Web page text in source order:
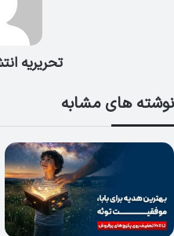
تحریریه
نوشته های مشابه